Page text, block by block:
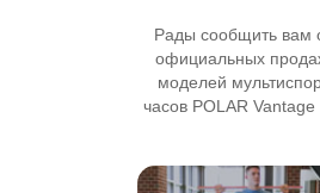
Рады сообщить вам
официальных
моделей
часов POLAR Vantage